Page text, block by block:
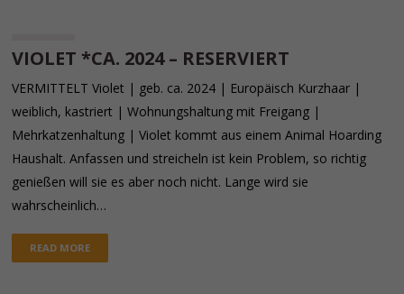
VIOLET *CA. 2024 – RESERVIERT
VERMITTELT Violet | geb. ca. 2024 | Europäisch Kurzhaar |
weiblich, kastriert | Wohnungshaltung mit Freigang |
Mehrkatzenhaltung | Violet kommt aus einem Animal Hoarding
Haushalt. Anfassen und streicheln ist kein Problem, so richtig
genießen will sie es aber noch nicht. Lange wird sie
wahrscheinlich…
READ MORE